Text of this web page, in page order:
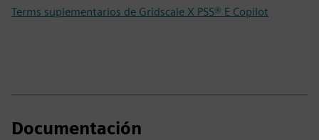
Terms suplementarios de Gridscale X PSS® E Copilot
Documentación